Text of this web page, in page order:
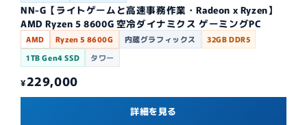
NN-G【ライトゲームと高速事務作業・Radeon x Ryzen】
AMD Ryzen 5 8600G 空冷ダイナミクス ゲーミングPC
AMD Ryzen 5 8600G 内蔵グラフィックス
32GB DDR5
1TB Gen4 SSD
タワー
¥229,000
詳細を見る